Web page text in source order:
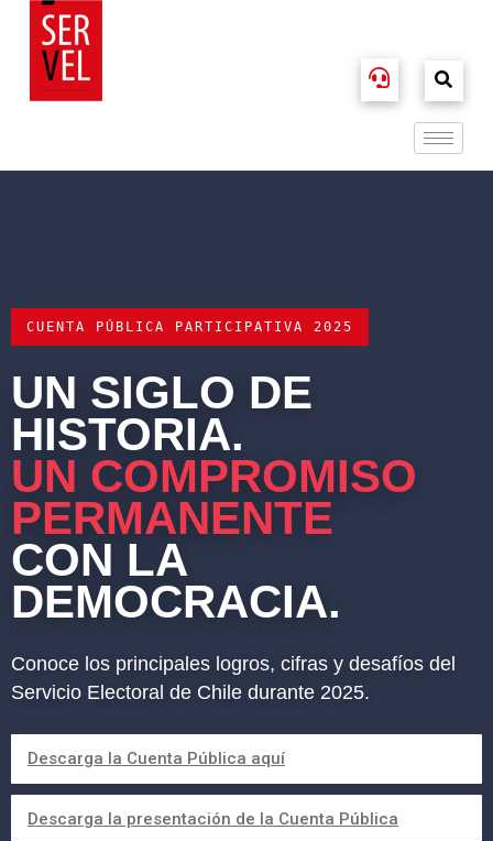
CUENTA PÚBLICA PARTICIPATIVA 2025
UN SIGLO DE
HISTORIA.
UN COMPROMISO
PERMANENTE
CON LA
DEMOCRACIA.
Conoce los principales logros, cifras y desafíos del
Servicio Electoral de Chile durante 2025.
Descarga la Cuenta Pública aquí
Descarga la presentación de la Cuenta Pública